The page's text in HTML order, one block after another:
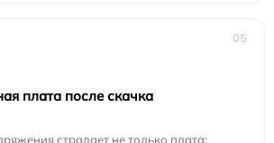
05
плата после скачка
страдает не только плата: